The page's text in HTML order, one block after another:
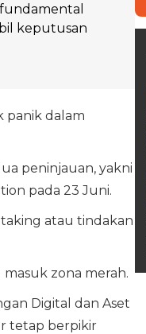
keputusan
panik dalam
peninjauan, yakni
pada 23 Juni.
atau tindakan
zona merah.
Digital dan Aset
tetap berpikir